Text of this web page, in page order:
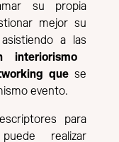
su propia
mejor su
a las
interiorismo
que se
evento.
para
realizar